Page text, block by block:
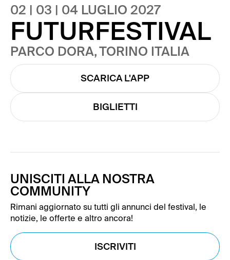
02 | 03 | 04 LUGLIO 2027
FUTURFESTIVAL
PARCO DORA, TORINO ITALIA
SCARICA L'APP
BIGLIETTI
UNISCITI ALLA NOSTRA
COMMUNITY
Rimani aggiornato su tutti gli annunci del festival, le
notizie, le offerte e altro ancora!
ISCRIVITI